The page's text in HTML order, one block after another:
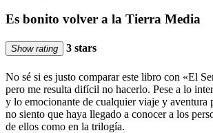
Es bonito volver a la Tierra Media
Show rating 3 stars
No sé si es justo comparar este libro con «El
pero me resulta difícil no hacerlo. Pese a lo
y lo emocionante de cualquier viaje y aventura
no siento que haya llegado a conocer a los
de ellos como en la trilogía.